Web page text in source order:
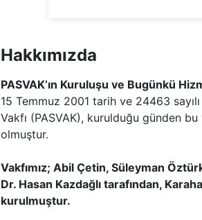
Hakkımızda
PASVAK’ın Kuruluşu ve Bugünkü
15 Temmuz 2001 tarih ve 24463
Vakfı (PASVAK), kurulduğu günden
olmuştur.
Vakfımız; Abil Çetin, Süleyman
Dr. Hasan Kazdağlı tarafından,
kurulmuştur.